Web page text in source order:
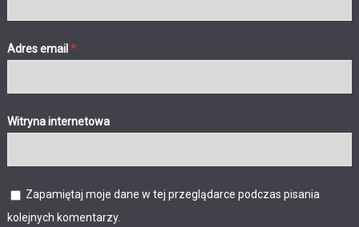
Adres email *
Witryna internetowa
Zapamiętaj moje dane w tej przeglądarce podczas pisania
kolejnych komentarzy.